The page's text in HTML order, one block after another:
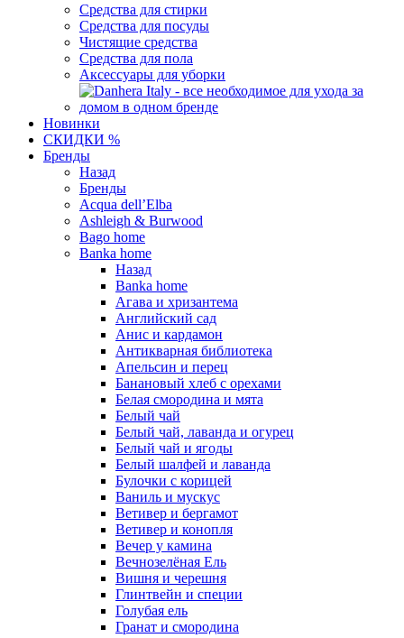
Средства для стирки
Средства для посуды
Чистящие средства
Средства для пола
Аксессуары для уборки
Новинки
СКИДКИ %
Бренды
Назад
Бренды
Acqua dell’Elba
Ashleigh & Burwood
Bago home
Banka home
Назад
Banka home
Агава и хризантема
Английский сад
Анис и кардамон
Антикварная библиотека
Апельсин и перец
Банановый хлеб с орехами
Белая смородина и мята
Белый чай
Белый чай, лаванда и огурец
Белый чай и ягоды
Белый шалфей и лаванда
Булочки с корицей
Ваниль и мускус
Ветивер и бергамот
Ветивер и конопля
Вечер у камина
Вечнозелёная Ель
Вишня и черешня
Глинтвейн и специи
Голубая ель
Гранат и смородина